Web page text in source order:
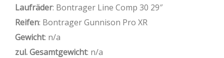
Laufräder: Bontrager Line Comp 30 29″
Reifen: Bontrager Gunnison Pro XR
Gewicht: n/a
zul. Gesamtgewicht: n/a